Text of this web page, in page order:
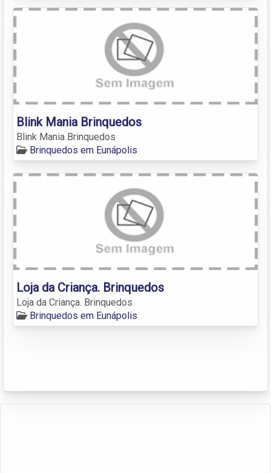
Blink Mania Brinquedos
Blink Mania Brinquedos
Brinquedos em Eunápolis
Loja da Criança. Brinquedos
Loja da Criança. Brinquedos
Brinquedos em Eunápolis